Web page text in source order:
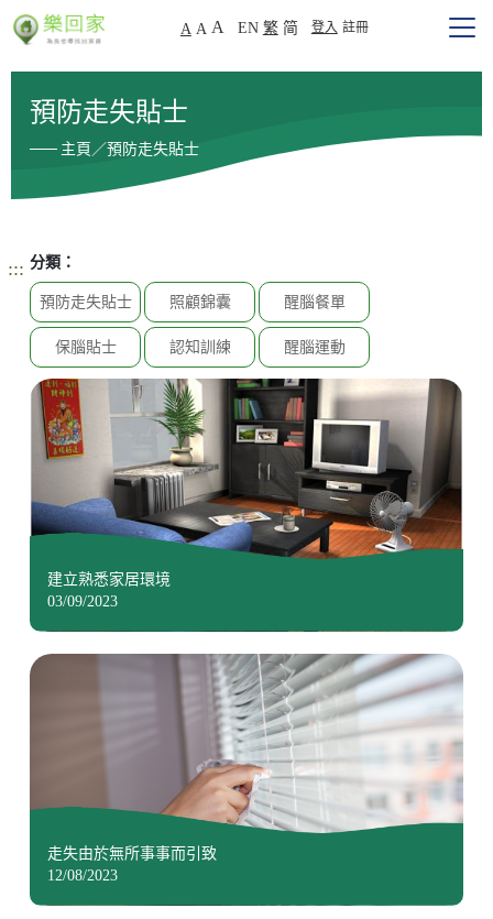
A A A EN 繁 简 登入 註冊
預防走失貼士
主頁／預防走失貼士
::: 分類：
預防走失貼士 照顧錦囊 醒腦餐單
保腦貼士 認知訓練 醒腦運動
建立熟悉家居環境
03/09/2023
走失由於無所事事而引致
12/08/2023